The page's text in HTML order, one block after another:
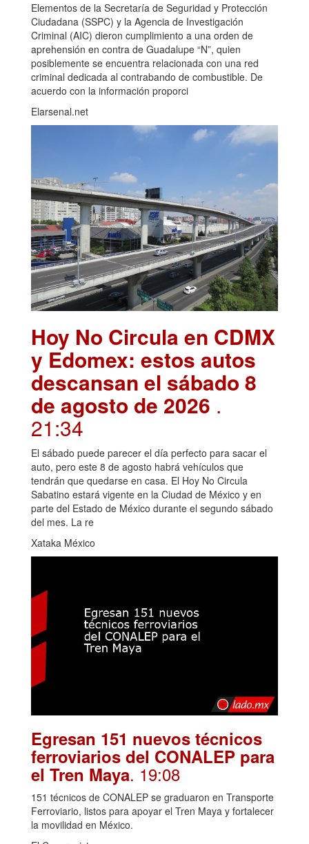
Elementos de la Secretaría de Seguridad y Protección
Ciudadana (SSPC) y la Agencia de Investigación
Criminal (AIC) dieron cumplimiento a una orden de
aprehensión en contra de Guadalupe “N”, quien
posiblemente se encuentra relacionada con una red
criminal dedicada al contrabando de combustible. De
acuerdo con la información proporci
Elarsenal.net
Hoy No Circula en CDMX
y Edomex: estos autos
descansan el sábado 8
de agosto de 2026 .
21:34
El sábado puede parecer el día perfecto para sacar el
auto, pero este 8 de agosto habrá vehículos que
tendrán que quedarse en casa. El Hoy No Circula
Sabatino estará vigente en la Ciudad de México y en
parte del Estado de México durante el segundo sábado
del mes. La re
Xataka México
Egresan 151 nuevos técnicos
ferroviarios del CONALEP para
el Tren Maya. 19:08
151 técnicos de CONALEP se graduaron en Transporte
Ferroviario, listos para apoyar el Tren Maya y fortalecer
la movilidad en México.